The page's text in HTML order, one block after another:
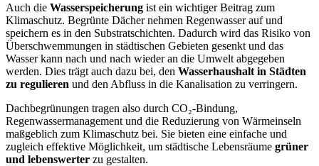
Auch die Wasserspeicherung ist ein wichtiger Beitrag zum
Klimaschutz. Begrünte Dächer nehmen Regenwasser auf und
speichern es in den Substratschichten. Dadurch wird das Risiko von
Überschwemmungen in städtischen Gebieten gesenkt und das
Wasser kann nach und nach wieder an die Umwelt abgegeben
werden. Dies trägt auch dazu bei, den Wasserhaushalt in Städten
zu regulieren und den Abfluss in die Kanalisation zu verringern.
Dachbegrünungen tragen also durch CO₂-Bindung,
Regenwassermanagement und die Reduzierung von Wärmeinseln
maßgeblich zum Klimaschutz bei. Sie bieten eine einfache und
zugleich effektive Möglichkeit, um städtische Lebensräume grüner
und lebenswerter zu gestalten.